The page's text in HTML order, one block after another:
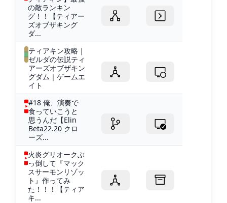
の敵ランキン
グ！！【ティアー
ズオブザキング
ダ...
ティアキン攻略｜
ゼルダの伝説ティ
アーズオブザキン
グダム｜ゲームエ
イト
#18 俺、演奏で
食っていこうと
思うんだ【Elin
Beta22.20 クロ
ーズ...
火炎グリオークぶ
っ倒して『マック
スサーモンリゾッ
ト』作ってみ
た！！！【ティア
キ...